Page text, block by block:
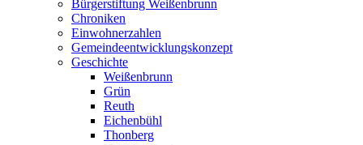
Bürgerstiftung Weißenbrunn
Chroniken
Einwohnerzahlen
Gemeindeentwicklungskonzept
Geschichte
Weißenbrunn
Grün
Reuth
Eichenbühl
Thonberg